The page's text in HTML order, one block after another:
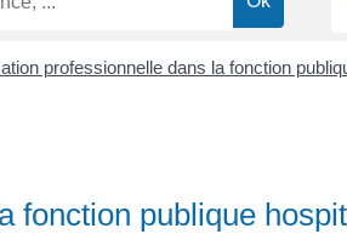
professionnelle dans la fonction
fonction publique